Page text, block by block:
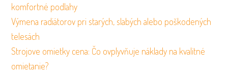
komfortné podlahy
Výmena radiátorov pri starých, slabých alebo poškodených
telesách
Strojove omietky cena: Čo ovplyvňuje náklady na kvalitné
omietanie?